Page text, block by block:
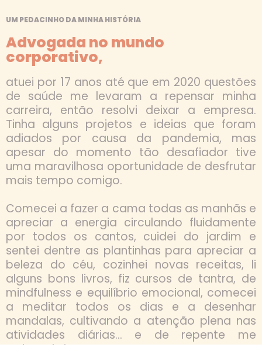
UM PEDACINHO DA MINHA HISTÓRIA
Advogada no mundo
corporativo,
atuei por 17 anos até que em 2020 questões
de saúde me levaram a repensar minha
carreira, então resolvi deixar a empresa.
Tinha alguns projetos e ideias que foram
adiados por causa da pandemia, mas
apesar do momento tão desafiador tive
uma maravilhosa oportunidade de desfrutar
mais tempo comigo.
Comecei a fazer a cama todas as manhãs e
apreciar a energia circulando fluidamente
por todos os cantos, cuidei do jardim e
sentei dentre as plantinhas para apreciar a
beleza do céu, cozinhei novas receitas, li
alguns bons livros, fiz cursos de tantra, de
mindfulness e equilíbrio emocional, comecei
a meditar todos os dias e a desenhar
mandalas, cultivando a atenção plena nas
atividades diárias… e de repente me
redescobri!!